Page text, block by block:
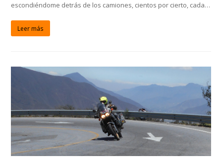
escondiéndome detrás de los camiones, cientos por cierto, cada…
Leer más